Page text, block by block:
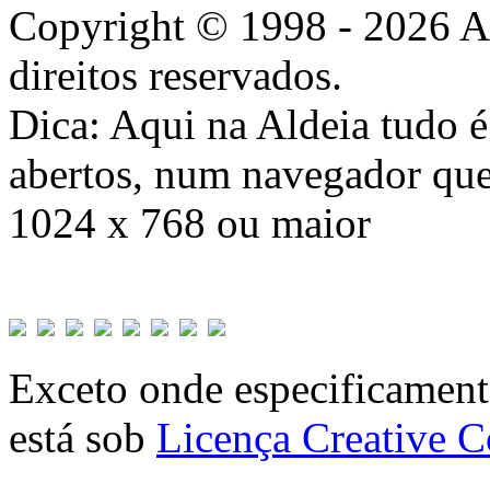
Copyright © 1998 - 2026
direitos reservados.
Dica: Aqui na Aldeia tudo
abertos, num navegador
1024 x 768 ou maior
Exceto onde
está sob Licença Creative